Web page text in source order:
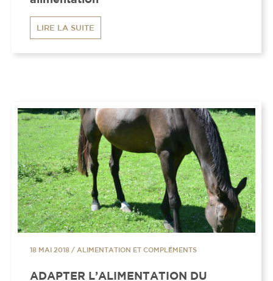
LIRE LA SUITE
18 MAI 2018 / ALIMENTATION ET COMPLÉMENTS
ADAPTER L’ALIMENTATION DU